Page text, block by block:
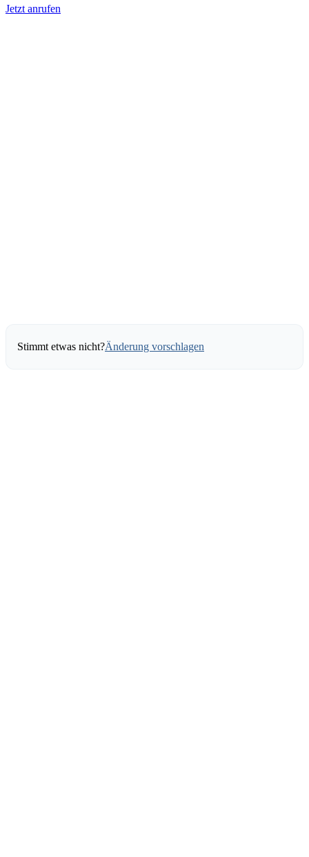
Jetzt anrufen
Stimmt etwas nicht?Änderung vorschlagen